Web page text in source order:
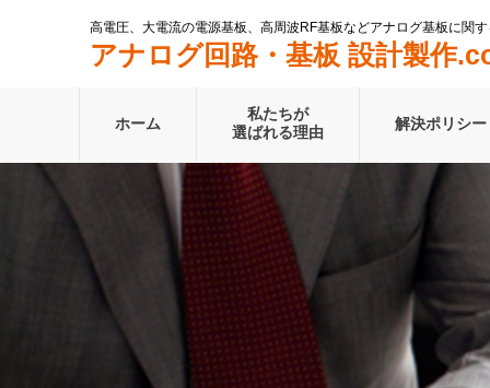
高電圧、大電流の電源基板、高周波RF基板などアナログ基板に関
アナログ回路・基板 設計製作
ホーム
私たちが
選ばれる理由
解決ポリシー